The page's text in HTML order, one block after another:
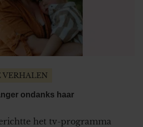
VERHALEN
ondanks haar
het tv-programma